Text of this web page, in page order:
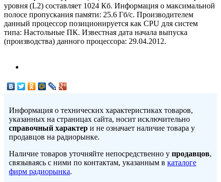
уровня (L2) составляет 1024 Кб. Информация о максимальной
полосе пропускания памяти: 25.6 Гб/с. Производителем
данный процессор позиционируется как CPU для систем
типа: Настольные ПК. Известная дата начала выпуска
(производства) данного процессора: 29.04.2012.
Информация о технических характеристиках товаров,
указанных на страницах сайта, носит исключительно
справочный характер и не означает наличие товара у
продавцов на радиорынке.
Наличие товаров уточняйте непосредственно у продавцов,
связываясь с ними по контактам, указанным в каталоге
фирм радиорынка.